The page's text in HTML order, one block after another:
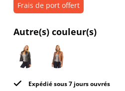
Frais de port offert
Autre(s) couleur(s)
Expédié sous 7 jours ouvrés